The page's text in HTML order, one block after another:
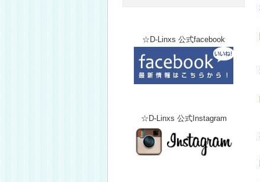
☆D-Linxs 公式facebook
☆D-Linxs 公式Instagram